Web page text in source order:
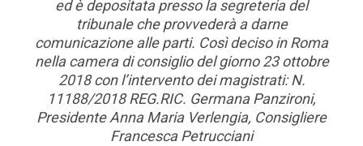
ed è depositata presso la segreteria del
tribunale che provvederà a darne
comunicazione alle parti. Così deciso in Roma
nella camera di consiglio del giorno 23 ottobre
2018 con l’intervento dei magistrati: N.
11188/2018 REG.RIC. Germana Panzironi,
Presidente Anna Maria Verlengia, Consigliere
Francesca Petrucciani